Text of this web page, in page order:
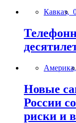
Кавказ,
Америка,
Новые
России
риски и